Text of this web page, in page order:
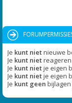
Je kunt nietnieuwe
Je kunt niet
Je kunt nietje eigen
Je kunt nietje eigen
Je kunt geen